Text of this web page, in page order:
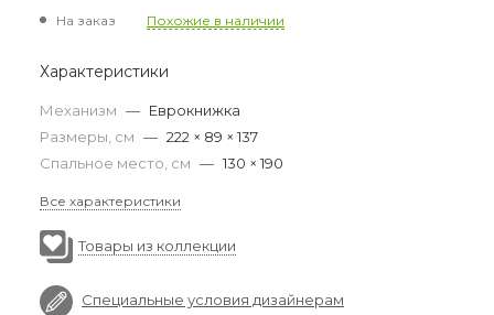
На заказ Похожие в наличии
Характеристики
Механизм — Еврокнижка
Размеры, см — 222 × 89 × 137
Спальное место, см — 130 × 190
Все характеристики
Товары из коллекции
Специальные условия дизайнерам